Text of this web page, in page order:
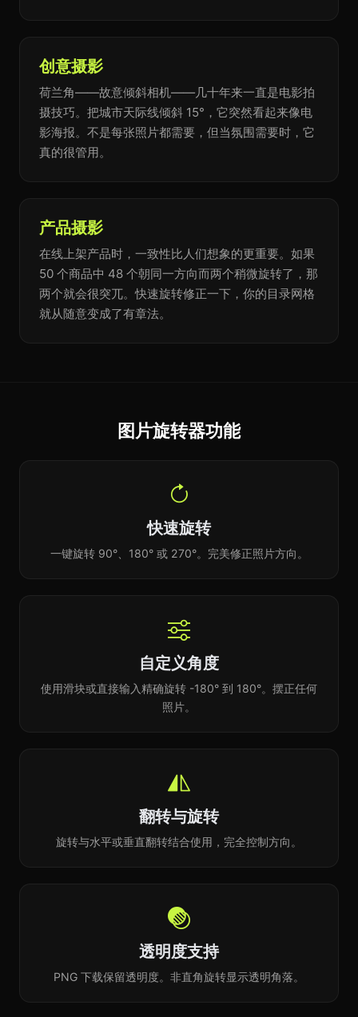
创意摄影
荷兰角——故意倾斜相机——几十年来一直是电影拍
摄技巧。把城市天际线倾斜 15°，它突然看起来像电
影海报。不是每张照片都需要，但当氛围需要时，它
真的很管用。
产品摄影
在线上架产品时，一致性比人们想象的更重要。如果
50 个商品中 48 个朝同一方向而两个稍微旋转了，那
两个就会很突兀。快速旋转修正一下，你的目录网格
就从随意变成了有章法。
图片旋转器功能
快速旋转
一键旋转 90°、180° 或 270°。完美修正照片方向。
自定义角度
使用滑块或直接输入精确旋转 -180° 到 180°。摆正任何
照片。
翻转与旋转
旋转与水平或垂直翻转结合使用，完全控制方向。
透明度支持
PNG 下载保留透明度。非直角旋转显示透明角落。